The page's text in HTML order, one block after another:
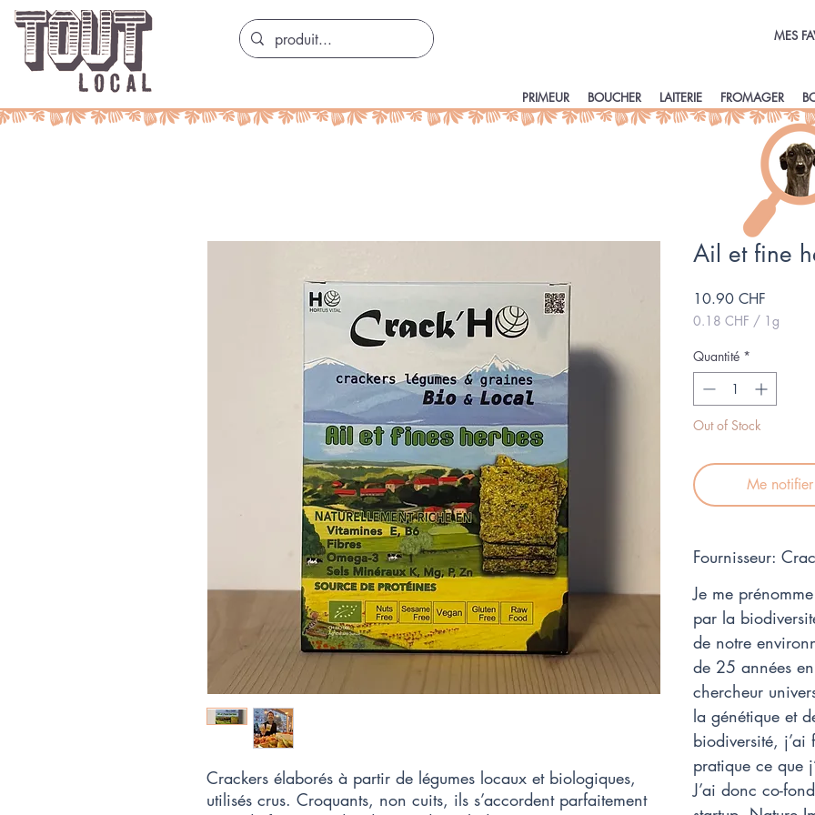
MES
PRIMEUR BOUCHER LAITERIE FROMAGER
Crackers élaborés à partir de légumes locaux et biologiques,
utilisés crus. Croquants, non cuits, ils s’accordent parfaitement
Ail et fine
10.90 CHF
0.18 CHF / 1g
pour
1
Gramme
Quantité *
Out of Stock
Me
Fournisseur:
Je me
par la
de notre
de 25 années
chercheur
la génétique et
biodiversité, j’ai
pratique ce que
J’ai donc co-